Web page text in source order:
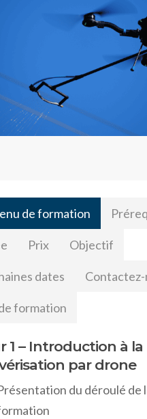
de formation
Prix Objectif
dates Contactez-
formation
1 – Introduction à la
par drone
du déroulé de